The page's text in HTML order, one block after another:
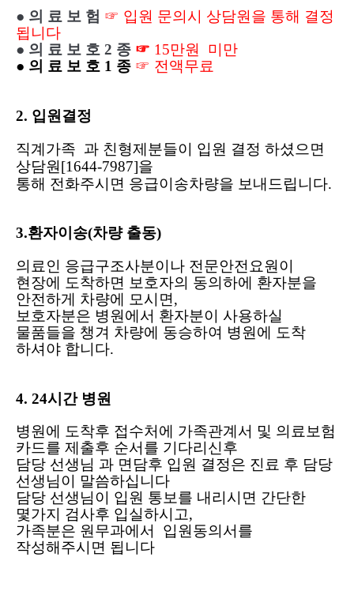
● 의 료 보 험 ☞ 입원 문의시 상담원을 통해 결정
됩니다
● 의 료 보 호 2 종 ☞ 15만원 미만
● 의 료 보 호 1 종 ☞ 전액무료
2. 입원결정
직계가족 과 친형제분들이 입원 결정 하셨으면
상담원[1644-7987]을
통해 전화주시면 응급이송차량을 보내드립니다.
3.환자이송(차량 출동)
의료인 응급구조사분이나 전문안전요원이
현장에 도착하면 보호자의 동의하에 환자분을
안전하게 차량에 모시면,
보호자분은 병원에서 환자분이 사용하실
물품들을 챙겨 차량에 동승하여 병원에 도착
하셔야 합니다.
4. 24시간 병원
병원에 도착후 접수처에 가족관계서 및 의료보험
카드를 제출후 순서를 기다리신후
담당 선생님 과 면담후 입원 결정은 진료 후 담당
선생님이 말씀하십니다
담당 선생님이 입원 통보를 내리시면 간단한
몇가지 검사후 입실하시고,
가족분은 원무과에서 입원동의서를
작성해주시면 됩니다